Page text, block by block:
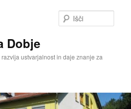
Dobje
ustvarjalnost in daje znanje za